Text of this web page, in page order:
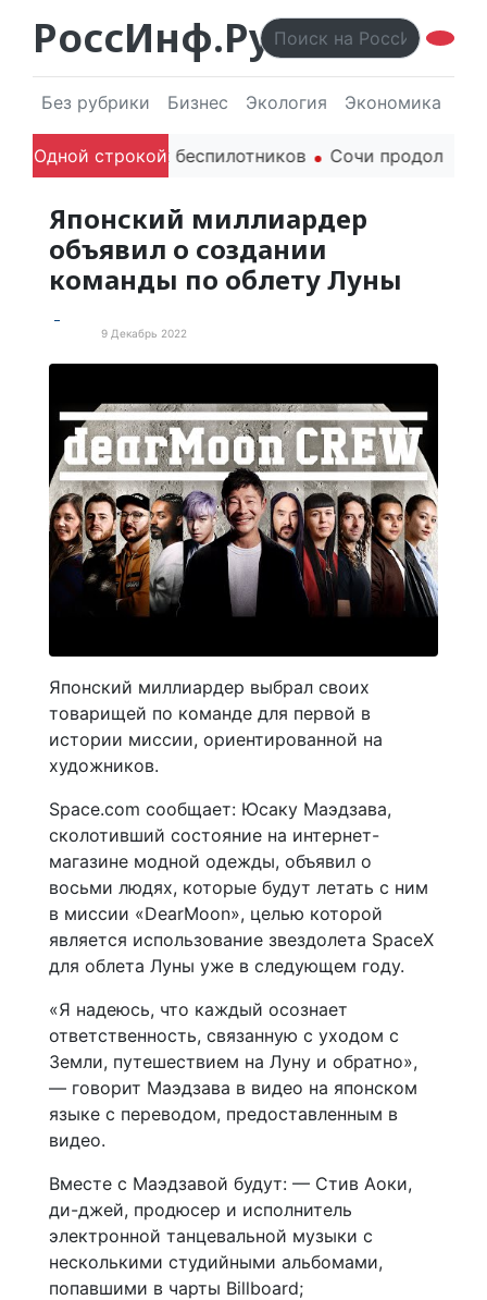
РоссИнф.Ру
Без рубрики Бизнес Экология Экономика
Одной строкой
гражданских беспилотников Сочи продолжает
Японский миллиардер
объявил о создании
команды по облету Луны
9 Декабрь 2022
Японский миллиардер выбрал своих
товарищей по команде для первой в
истории миссии, ориентированной на
художников.
Space.com сообщает: Юсаку Маэдзава,
сколотивший состояние на интернет-
магазине модной одежды, объявил о
восьми людях, которые будут летать с ним
в миссии «DearMoon», целью которой
является использование звездолета SpaceX
для облета Луны уже в следующем году.
«Я надеюсь, что каждый осознает
ответственность, связанную с уходом с
Земли, путешествием на Луну и обратно»,
— говорит Маэдзава в видео на японском
языке с переводом, предоставленным в
видео.
Вместе с Маэдзавой будут: — Стив Аоки,
ди-джей, продюсер и исполнитель
электронной танцевальной музыки с
несколькими студийными альбомами,
попавшими в чарты Billboard;